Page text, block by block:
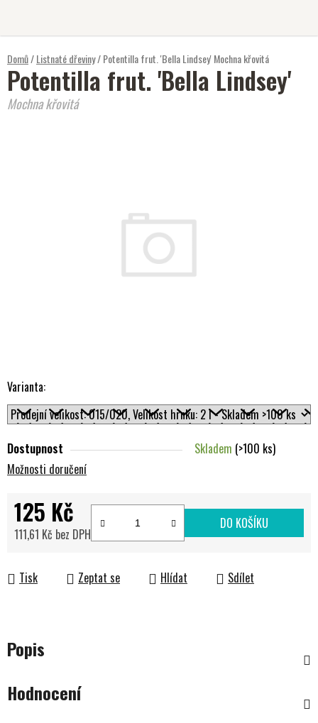
Domů/Listnaté dřeviny/Potentilla frut. 'Bella Lindsey'Mochna křovitá
Varianta:
Dostupnost Skladem (>100 ks)
Možnosti doručení
125 Kč
111,61 Kč bez DPH
DO KOŠÍKU
Tisk Zeptat se Hlídat Sdílet
Potentilla frut. 'Bella Lindsey'
Mochna křovitá
Popis
Hodnocení